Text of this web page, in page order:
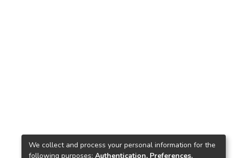
We collect and process your personal information for the
following purposes: Authentication, Preferences,